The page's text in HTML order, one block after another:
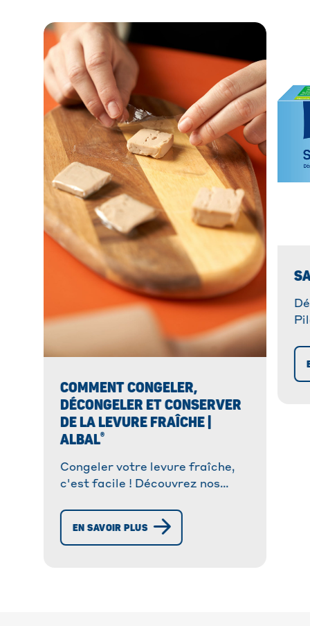
COMMENT CONGELER,
DÉCONGELER ET CONSERVER
DE LA LEVURE FRAÎCHE |
ALBAL®
Congeler votre levure fraîche,
c'est facile ! Découvrez nos
conservation optimale et une
décongélation réussie !
EN SAVOIR PLUS